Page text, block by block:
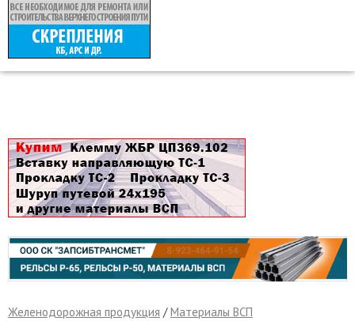
Желенодорожная продукция /Материалы ВСП